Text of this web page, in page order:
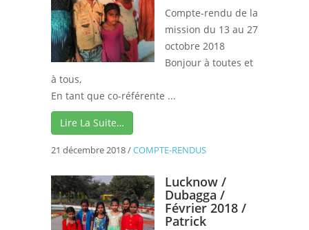
Compte-rendu de la
mission du 13 au 27
octobre 2018
Bonjour à toutes et
à tous,
En tant que co-référente ...
Lire La Suite…
21 décembre 2018/COMPTE-RENDUS
Lucknow /
Dubagga /
Février 2018 /
Patrick